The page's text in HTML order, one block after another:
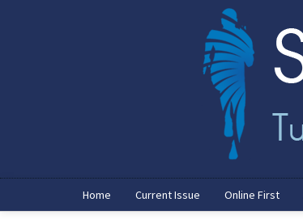
Home Current Issue Online First